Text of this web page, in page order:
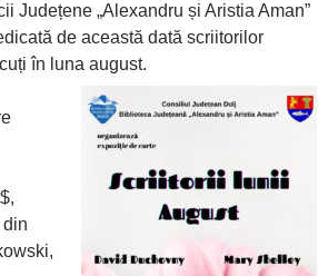
Județene „Alexandru și Aristia Aman”
de această dată scriitorilor
în luna august.